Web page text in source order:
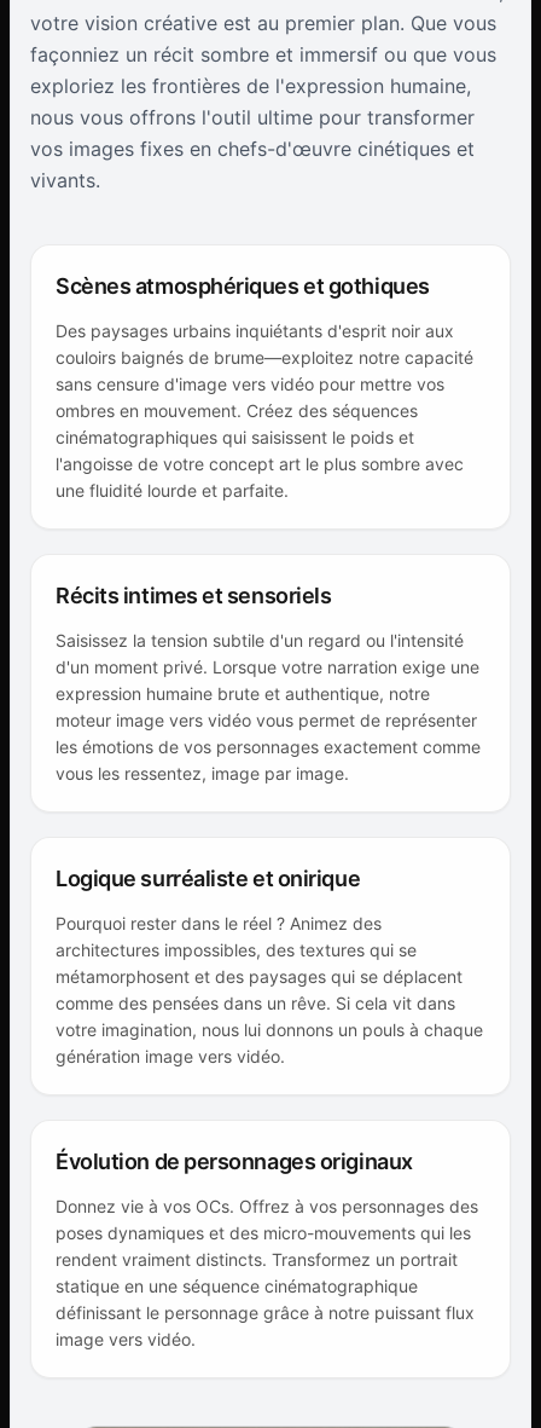
votre vision créative est au premier plan. Que vous
façonniez un récit sombre et immersif ou que vous
exploriez les frontières de l'expression humaine,
nous vous offrons l'outil ultime pour transformer
vos images fixes en chefs-d'œuvre cinétiques et
vivants.
Scènes atmosphériques et gothiques
Des paysages urbains inquiétants d'esprit noir aux
couloirs baignés de brume—exploitez notre capacité
sans censure d'image vers vidéo pour mettre vos
ombres en mouvement. Créez des séquences
cinématographiques qui saisissent le poids et
l'angoisse de votre concept art le plus sombre avec
une fluidité lourde et parfaite.
Récits intimes et sensoriels
Saisissez la tension subtile d'un regard ou l'intensité
d'un moment privé. Lorsque votre narration exige une
expression humaine brute et authentique, notre
moteur image vers vidéo vous permet de représenter
les émotions de vos personnages exactement comme
vous les ressentez, image par image.
Logique surréaliste et onirique
Pourquoi rester dans le réel ? Animez des
architectures impossibles, des textures qui se
métamorphosent et des paysages qui se déplacent
comme des pensées dans un rêve. Si cela vit dans
votre imagination, nous lui donnons un pouls à chaque
génération image vers vidéo.
Évolution de personnages originaux
Donnez vie à vos OCs. Offrez à vos personnages des
poses dynamiques et des micro-mouvements qui les
rendent vraiment distincts. Transformez un portrait
statique en une séquence cinématographique
définissant le personnage grâce à notre puissant flux
image vers vidéo.